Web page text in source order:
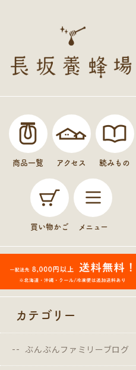
商品一覧 アクセス 読みもの
買い物かご メニュー
カテゴリー
ぶんぶんファミリーブログ